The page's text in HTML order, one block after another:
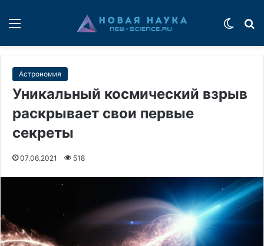
Астрономия
Уникальный космический взрыв
раскрывает свои первые
секреты
07.06.2021 518